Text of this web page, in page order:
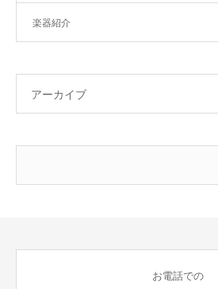
楽器紹介
アーカイブ
お電話での